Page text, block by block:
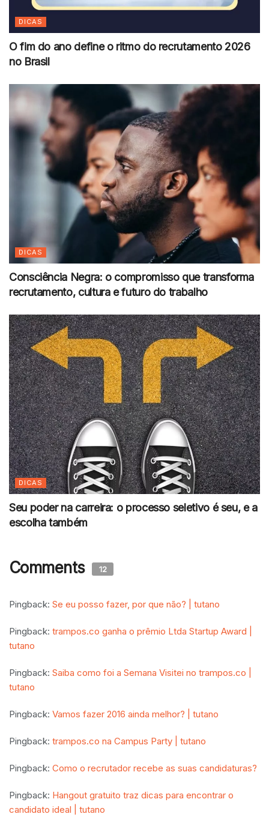
DICAS
O fim do ano define o ritmo do recrutamento 2026
no Brasil
DICAS
Consciência Negra: o compromisso que transforma
recrutamento, cultura e futuro do trabalho
DICAS
Seu poder na carreira: o processo seletivo é seu, e a
escolha também
Comments 12
Pingback: Se eu posso fazer, por que não? | tutano
Pingback: trampos.co ganha o prêmio Ltda Startup Award |
tutano
Pingback: Saiba como foi a Semana Visitei no trampos.co |
tutano
Pingback: Vamos fazer 2016 ainda melhor? | tutano
Pingback: trampos.co na Campus Party | tutano
Pingback: Como o recrutador recebe as suas candidaturas?
Pingback: Hangout gratuito traz dicas para encontrar o
candidato ideal | tutano